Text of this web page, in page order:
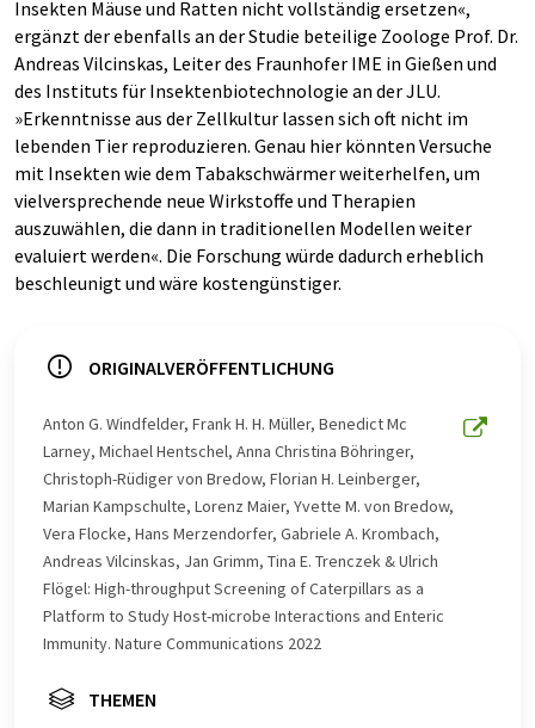
Insekten Mäuse und Ratten nicht vollständig ersetzen«,
ergänzt der ebenfalls an der Studie beteilige Zoologe Prof. Dr.
Andreas Vilcinskas, Leiter des Fraunhofer IME in Gießen und
des Instituts für Insektenbiotechnologie an der JLU.
»Erkenntnisse aus der Zellkultur lassen sich oft nicht im
lebenden Tier reproduzieren. Genau hier könnten Versuche
mit Insekten wie dem Tabakschwärmer weiterhelfen, um
vielversprechende neue Wirkstoffe und Therapien
auszuwählen, die dann in traditionellen Modellen weiter
evaluiert werden«. Die Forschung würde dadurch erheblich
beschleunigt und wäre kostengünstiger.
ORIGINALVERÖFFENTLICHUNG
Anton G. Windfelder, Frank H. H. Müller, Benedict Mc
Larney, Michael Hentschel, Anna Christina Böhringer,
Christoph-Rüdiger von Bredow, Florian H. Leinberger,
Marian Kampschulte, Lorenz Maier, Yvette M. von Bredow,
Vera Flocke, Hans Merzendorfer, Gabriele A. Krombach,
Andreas Vilcinskas, Jan Grimm, Tina E. Trenczek & Ulrich
Flögel: High-throughput Screening of Caterpillars as a
Platform to Study Host-microbe Interactions and Enteric
Immunity. Nature Communications 2022
THEMEN